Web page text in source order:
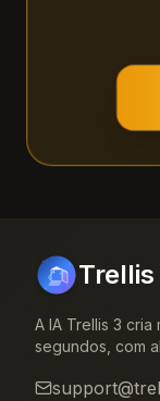
Trellis
A IA Trellis 3 cria
segundos, com